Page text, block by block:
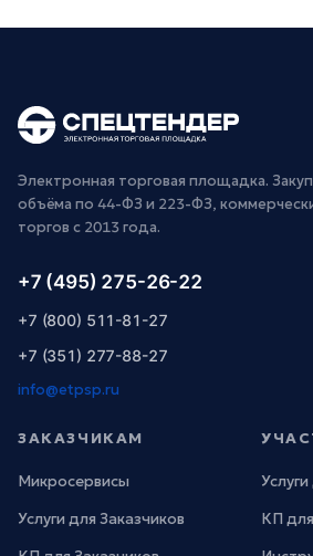
Электронная торговая площадка.
объёма по 44-ФЗ и 223-ФЗ,
торгов с 2013 года.
+7 (495) 275-26-22
+7 (800) 511-81-27
+7 (351) 277-88-27
info@etpsp.ru
ЗАКАЗЧИКАМ
Микросервисы
Услуги для Заказчиков
КП